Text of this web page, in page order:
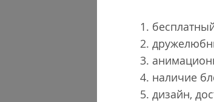
наличие
дизайн,